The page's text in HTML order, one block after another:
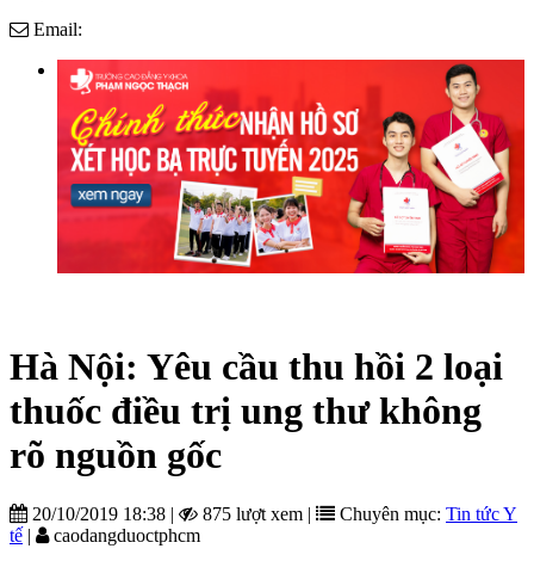
Email:
Hà Nội: Yêu cầu thu hồi 2 loại
thuốc điều trị ung thư không
rõ nguồn gốc
20/10/2019 18:38 | 875 lượt xem | Chuyên mục: Tin tức Y
tế | caodangduoctphcm